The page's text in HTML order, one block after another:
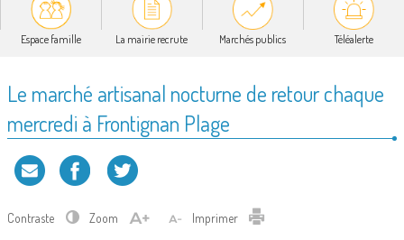
Espace famille La mairie recrute Marchés publics Téléalerte
Le marché artisanal nocturne de retour chaque
mercredi à Frontignan Plage
Contraste Zoom Imprimer